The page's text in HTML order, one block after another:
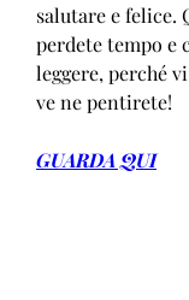
salutare e felice.
perdete tempo e
leggere, perché
ve ne pentirete!
GUARDA QUI